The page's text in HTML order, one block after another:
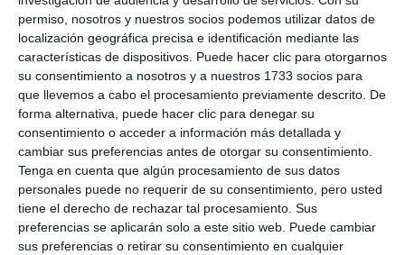
permiso, nosotros y nuestros socios podemos utilizar datos de
localización geográfica precisa e identificación mediante las
características de dispositivos. Puede hacer clic para otorgarnos
su consentimiento a nosotros y a nuestros 1733 socios para
que llevemos a cabo el procesamiento previamente descrito. De
forma alternativa, puede hacer clic para denegar su
consentimiento o acceder a información más detallada y
cambiar sus preferencias antes de otorgar su consentimiento.
Tenga en cuenta que algún procesamiento de sus datos
personales puede no requerir de su consentimiento, pero usted
tiene el derecho de rechazar tal procesamiento. Sus
preferencias se aplicarán solo a este sitio web. Puede cambiar
sus preferencias o retirar su consentimiento en cualquier